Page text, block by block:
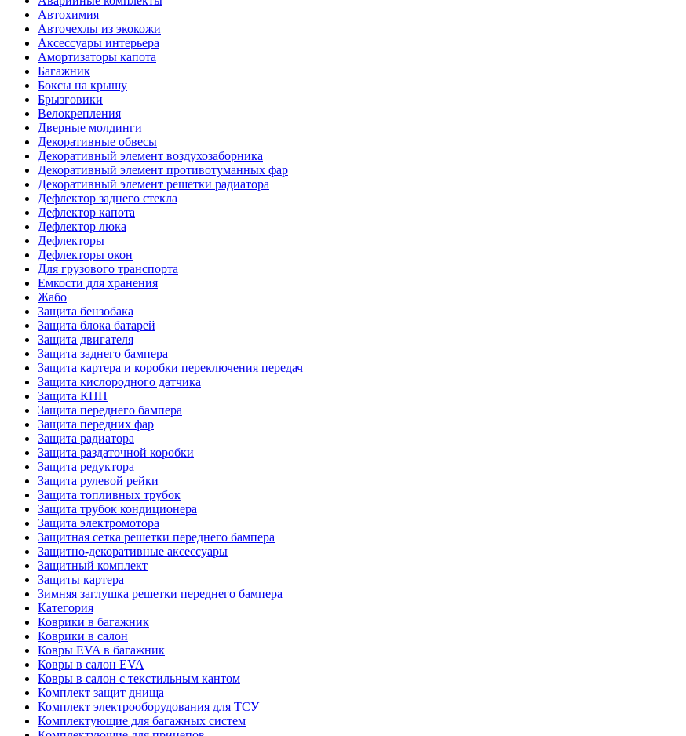
Автохимия
Авточехлы из экокожи
Аксессуары интерьера
Амортизаторы капота
Багажник
Боксы на крышу
Брызговики
Велокрепления
Дверные молдинги
Декоративные обвесы
Декоративный элемент воздухозаборника
Декоративный элемент противотуманных фар
Декоративный элемент решетки радиатора
Дефлектор заднего стекла
Дефлектор капота
Дефлектор люка
Дефлекторы
Дефлекторы окон
Для грузового транспорта
Емкости для хранения
Жабо
Защита бензобака
Защита блока батарей
Защита двигателя
Защита заднего бампера
Защита картера и коробки переключения передач
Защита кислородного датчика
Защита КПП
Защита переднего бампера
Защита передних фар
Защита радиатора
Защита раздаточной коробки
Защита редуктора
Защита рулевой рейки
Защита топливных трубок
Защита трубок кондиционера
Защита электромотора
Защитная сетка решетки переднего бампера
Защитно-декоративные аксессуары
Защитный комплект
Защиты картера
Зимняя заглушка решетки переднего бампера
Категория
Коврики в багажник
Коврики в салон
Ковры EVA в багажник
Ковры в салон EVA
Ковры в салон с текстильным кантом
Комплект защит днища
Комплект электрооборудования для ТСУ
Комплектующие для багажных систем